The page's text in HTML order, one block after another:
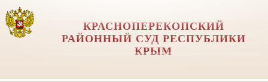
КРАСНОПЕРЕКОПСКИЙ
РАЙОННЫЙ СУД РЕСПУБЛИКИ
КРЫМ